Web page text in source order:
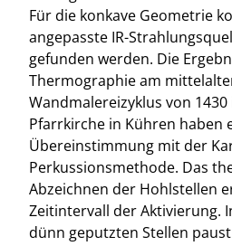
Für die konkave Geometrie
angepasste IR-
gefunden werden. Die
Thermographie am
Wandmalereizyklus von
Pfarrkirche in Kühren haben
Übereinstimmung mit der
Perkussionsmethode. Das
Abzeichnen der Hohlstellen
Zeitintervall der Aktivierung.
dünn geputzten Stellen